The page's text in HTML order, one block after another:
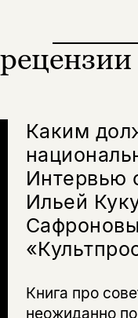
рецензии
Каким
Интервью
Ильей
Книга про
неожиданно
Копировать
ссылку
Я соглашаюсь с
Скажите,
нет,